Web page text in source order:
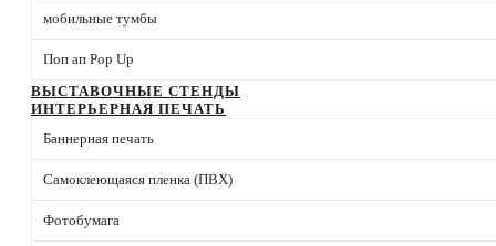
мобильные тумбы
Поп ап Pop Up
ВЫСТАВОЧНЫЕ СТЕНДЫ
ИНТЕРЬЕРНАЯ ПЕЧАТЬ
Баннерная печать
Самоклеющаяся пленка (ПВХ)
Фотобумага